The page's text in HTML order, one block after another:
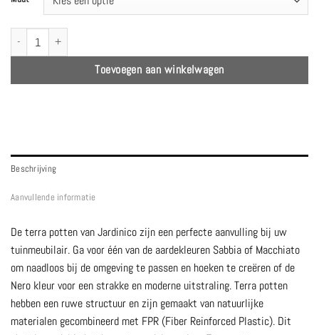
Terra Alto | Macchiato | 2 maten - Jardinico aantal
Toevoegen aan winkelwagen
Beschrijving
Aanvullende informatie
De terra potten van Jardinico zijn een perfecte aanvulling bij uw
tuinmeubilair. Ga voor één van de aardekleuren Sabbia of Macchiato
om naadloos bij de omgeving te passen en hoeken te creëren of de
Nero kleur voor een strakke en moderne uitstraling. Terra potten
hebben een ruwe structuur en zijn gemaakt van natuurlijke
materialen gecombineerd met FPR (Fiber Reinforced Plastic). Dit